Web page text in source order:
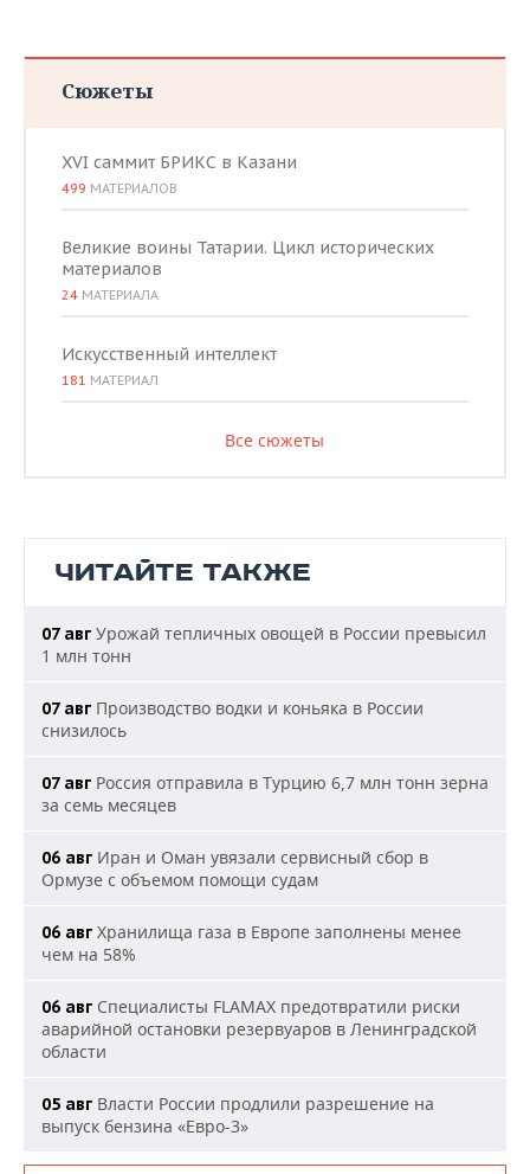
Сюжеты
XVI саммит БРИКС в Казани
499 МАТЕРИАЛОВ
Великие воины Татарии. Цикл исторических
материалов
24 МАТЕРИАЛА
Искусственный интеллект
181 МАТЕРИАЛ
Все сюжеты
ЧИТАЙТЕ ТАКЖЕ
07 авг Урожай тепличных овощей в России превысил
1 млн тонн
07 авг Производство водки и коньяка в России
снизилось
07 авг Россия отправила в Турцию 6,7 млн тонн зерна
за семь месяцев
06 авг Иран и Оман увязали сервисный сбор в
Ормузе с объемом помощи судам
06 авг Хранилища газа в Европе заполнены менее
чем на 58%
06 авг Специалисты FLAMAX предотвратили риски
аварийной остановки резервуаров в Ленинградской
области
05 авг Власти России продлили разрешение на
выпуск бензина «Евро-3»